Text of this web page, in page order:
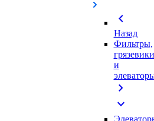
chevron_left
Назад
Фильтры,
грязевики
и
chevron_right
expand_more